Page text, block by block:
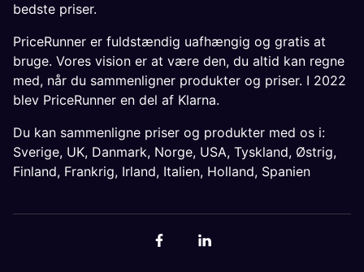
bedste priser.
PriceRunner er fuldstændig uafhængig og gratis at
bruge. Vores vision er at være den, du altid kan regne
med, når du sammenligner produkter og priser. I 2022
blev PriceRunner en del af Klarna.
Du kan sammenligne priser og produkter med os i:
Sverige, UK, Danmark, Norge, USA, Tyskland, Østrig,
Finland, Frankrig, Irland, Italien, Holland, Spanien